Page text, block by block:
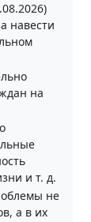
навести
на
и т. д.
не
а в их